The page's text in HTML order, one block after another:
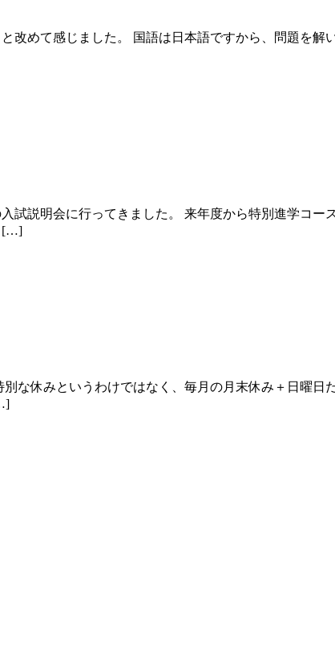
改めて感じました。 国語は日本語ですから、問題を
試説明会に行ってきました。 来年度から特別進学コ
[…]
な休みというわけではなく、毎月の月末休み＋日曜